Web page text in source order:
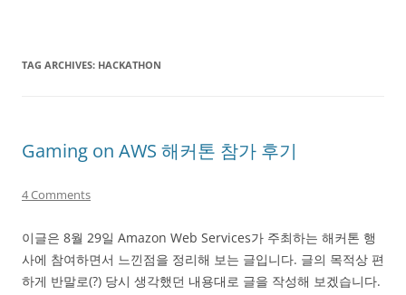
TAG ARCHIVES: HACKATHON
Gaming on AWS 해커톤 참가 후기
4 Comments
이글은 8월 29일 Amazon Web Services가 주최하는 해커톤 행
사에 참여하면서 느낀점을 정리해 보는 글입니다. 글의 목적상 편
하게 반말로(?) 당시 생각했던 내용대로 글을 작성해 보겠습니다.